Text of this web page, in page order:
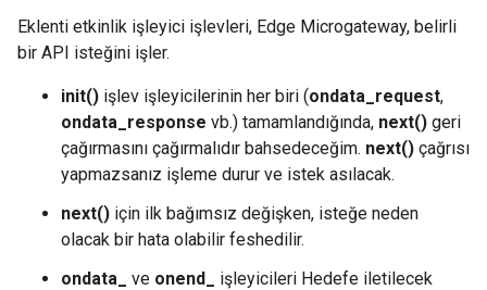
Eklenti etkinlik işleyici işlevleri, Edge Microgateway, belirli
bir API isteğini işler.
init() işlev işleyicilerinin her biri (ondata_request,
ondata_response vb.) tamamlandığında, next() geri
çağırmasını çağırmalıdır bahsedeceğim. next() çağrısı
yapmazsanız işleme durur ve istek asılacak.
next() için ilk bağımsız değişken, isteğe neden
olacak bir hata olabilir feshedilir.
ondata_
ve onend_
işleyicileri Hedefe iletilecek